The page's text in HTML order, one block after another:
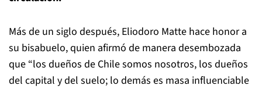
Más de un siglo después, Eliodoro Matte hace honor a
su bisabuelo, quien afirmó de manera desembozada
que “los dueños de Chile somos nosotros, los dueños
del capital y del suelo; lo demás es masa influenciable